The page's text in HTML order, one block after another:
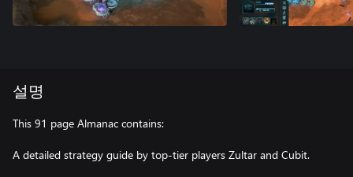
설명
This 91 page Almanac contains:
A detailed strategy guide by top-tier players Zultar and Cubit.